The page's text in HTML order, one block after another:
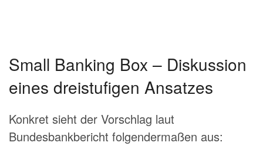
Small Banking Box – Diskussion
eines dreistufigen Ansatzes
Konkret sieht der Vorschlag laut
Bundesbankbericht folgendermaßen aus: